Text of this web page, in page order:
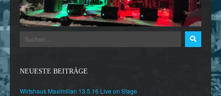
NEUESTE BEITRÄGE
Wirtshaus Maximilian 13.5.16 Live on Stage